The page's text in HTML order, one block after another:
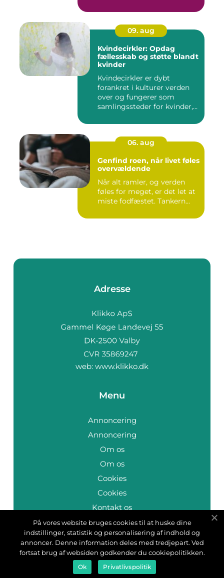
09. aug
Kvindecirkler: Opdag
fællesskab og støtte blandt
kvinder
Kvindecirkler er dybt
forankret i kulturer verden
over og fungerer som
samlingssteder for kvinder,
06. aug
Genfind roen, når livet føles
overvældende
Når alt ramler, og verden
føles for meget, er det let at
miste fodfæstet. Tankern...
Adresse
web: www.klikko.dk
Menu
Annoncering
Annoncering
Om os
Om os
Cookies
Cookies
Kontakt os
Kontakt os
Sitemap
Sitemap
På vores website bruges cookies til at huske dine
indstillinger, statistik og personalisering af indhold og
annoncer. Denne information deles med tredjepart. Ved
fortsat brug af websiden godkender du cookiepolitikken.
Ok Privatlivspolitik